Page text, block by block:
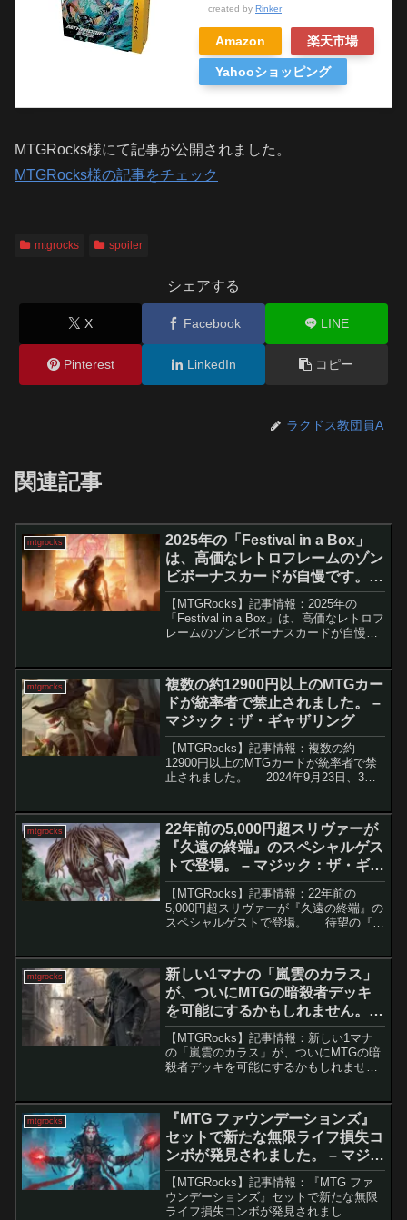
created by Rinker
Amazon 楽天市場
Yahooショッピング
MTGRocks様にて記事が公開されました。
MTGRocks様の記事をチェック
mtgrocks spoiler
シェアする
X Facebook LINE
Pinterest LinkedIn コピー
ラクドス教団員A
関連記事
mtgrocks
2025年の「Festival in a Box」
は、高価なレトロフレームのゾン
ビボーナスカードが自慢です。 –
マジック：ザ・ギャザリング
【MTGRocks】記事情報：2025年の
「Festival in a Box」は、高価なレトロフ
レームのゾンビボーナスカードが自慢で
気商...
mtgrocks
複数の約12900円以上のMTGカー
ドが統率者で禁止されました。 –
マジック：ザ・ギャザリング
【MTGRocks】記事情報：複数の約
12900円以上のMTGカードが統率者で禁
止されました。 2024年9月23日、3年
本的に自由度が高く、プレイヤーが自
分...
mtgrocks
22年前の5,000円超スリヴァーが
『​久遠の終端』のスペシャルゲス
トで登場。 – マジック：ザ・ギャ
ザリング
【MTGRocks】記事情報：22年前の
5,000円超スリヴァーが『​久遠の終端』の
スペシャルゲストで登場。 待望の『​久
Guest」欄にも豪華な再録カ...
mtgrocks
新しい1マナの「嵐雲のカラス」
が、ついにMTGの暗殺者デッキ
を可能にするかもしれません。 –
マジック：ザ・ギャザリング
【MTGRocks】記事情報：新しい1マナ
の「嵐雲のカラス」が、ついにMTGの暗
殺者デッキを可能にするかもしれませ
す。「嵐雲のカラス」もその一つで、二
マナの1/...
mtgrocks
『MTG ファウンデーションズ』
セットで新たな無限ライフ損失コ
ンボが発見されました。 – マジッ
ク：ザ・ギャザリング
【MTGRocks】記事情報：『MTG ファ
ウンデーションズ』セットで新たな無限
ライフ損失コンボが発見されまし